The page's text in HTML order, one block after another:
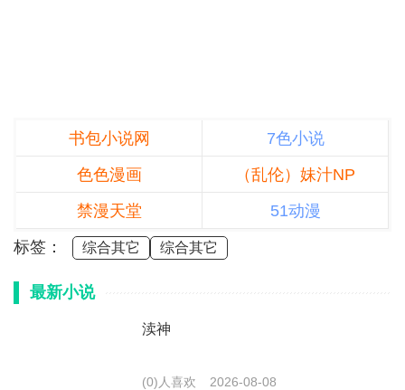
书包小说网
7色小说
色色漫画
（乱伦）妹汁NP
禁漫天堂
51动漫
标签：
综合其它 综合其它
最新小说
渎神
(0)人喜欢 2026-08-08